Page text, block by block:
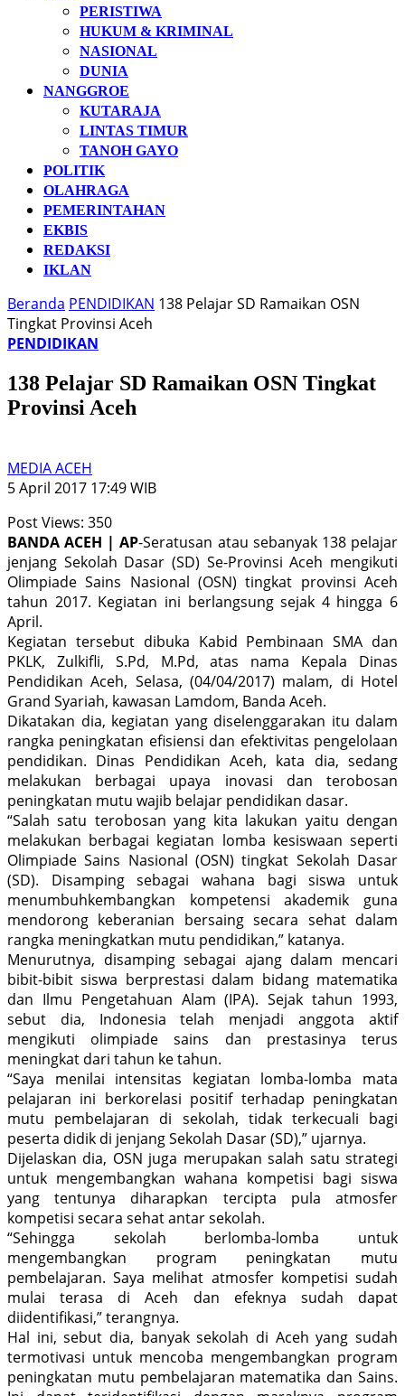
PERISTIWA
HUKUM & KRIMINAL
NASIONAL
DUNIA
NANGGROE
KUTARAJA
LINTAS TIMUR
TANOH GAYO
POLITIK
OLAHRAGA
PEMERINTAHAN
EKBIS
REDAKSI
IKLAN
Beranda PENDIDIKAN 138 Pelajar SD Ramaikan OSN
Tingkat Provinsi Aceh
PENDIDIKAN
138 Pelajar SD Ramaikan OSN Tingkat
Provinsi Aceh
MEDIA ACEH
5 April 2017 17:49 WIB
Post Views: 350
BANDA ACEH | AP-Seratusan atau sebanyak 138 pelajar
jenjang Sekolah Dasar (SD) Se-Provinsi Aceh mengikuti
Olimpiade Sains Nasional (OSN) tingkat provinsi Aceh
tahun 2017. Kegiatan ini berlangsung sejak 4 hingga 6
April.
Kegiatan tersebut dibuka Kabid Pembinaan SMA dan
PKLK, Zulkifli, S.Pd, M.Pd, atas nama Kepala Dinas
Pendidikan Aceh, Selasa, (04/04/2017) malam, di Hotel
Grand Syariah, kawasan Lamdom, Banda Aceh.
Dikatakan dia, kegiatan yang diselenggarakan itu dalam
rangka peningkatan efisiensi dan efektivitas pengelolaan
pendidikan. Dinas Pendidikan Aceh, kata dia, sedang
melakukan berbagai upaya inovasi dan terobosan
peningkatan mutu wajib belajar pendidikan dasar.
“Salah satu terobosan yang kita lakukan yaitu dengan
melakukan berbagai kegiatan lomba kesiswaan seperti
Olimpiade Sains Nasional (OSN) tingkat Sekolah Dasar
(SD). Disamping sebagai wahana bagi siswa untuk
menumbuhkembangkan kompetensi akademik guna
mendorong keberanian bersaing secara sehat dalam
rangka meningkatkan mutu pendidikan,” katanya.
Menurutnya, disamping sebagai ajang dalam mencari
bibit-bibit siswa berprestasi dalam bidang matematika
dan Ilmu Pengetahuan Alam (IPA). Sejak tahun 1993,
sebut dia, Indonesia telah menjadi anggota aktif
mengikuti olimpiade sains dan prestasinya terus
meningkat dari tahun ke tahun.
“Saya menilai intensitas kegiatan lomba-lomba mata
pelajaran ini berkorelasi positif terhadap peningkatan
mutu pembelajaran di sekolah, tidak terkecuali bagi
peserta didik di jenjang Sekolah Dasar (SD),” ujarnya.
Dijelaskan dia, OSN juga merupakan salah satu strategi
untuk mengembangkan wahana kompetisi bagi siswa
yang tentunya diharapkan tercipta pula atmosfer
kompetisi secara sehat antar sekolah.
“Sehingga sekolah berlomba-lomba untuk
mengembangkan program peningkatan mutu
pembelajaran. Saya melihat atmosfer kompetisi sudah
mulai terasa di Aceh dan efeknya sudah dapat
diidentifikasi,” terangnya.
Hal ini, sebut dia, banyak sekolah di Aceh yang sudah
termotivasi untuk mencoba mengembangkan program
peningkatan mutu pembelajaran matematika dan Sains.